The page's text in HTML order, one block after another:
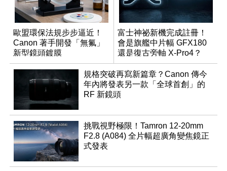
歐盟環保法規步步逼近！
Canon 著手開發「無氟」
新型鏡頭鍍膜
富士神祕新機完成註冊！
會是旗艦中片幅 GFX180
還是復古旁軸 X-Pro4？
規格突破再寫新篇章？Canon 傳今
年內將發表另一款「全球首創」的
RF 新鏡頭
挑戰視野極限！Tamron 12-20mm
F2.8 (A084) 全片幅超廣角變焦鏡正
式發表